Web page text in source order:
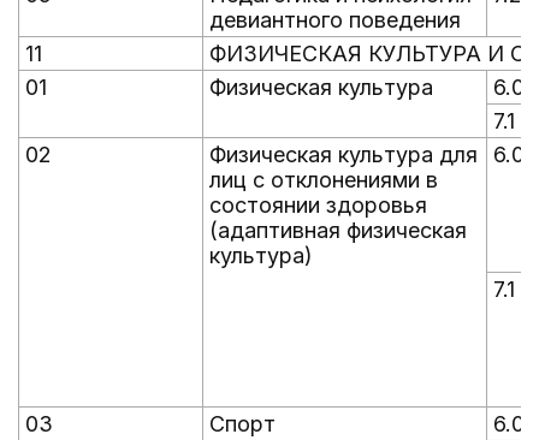
девиантного поведения
11
ФИЗИЧЕСКАЯ КУЛЬТУРА И
01
Физическая культура
6.0
7.1
02
Физическая культура для
лиц с отклонениями в
состоянии здоровья
(адаптивная физическая
культура)
6.0
7.1
03 Спорт
6.0